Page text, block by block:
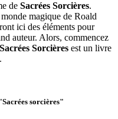
de Sacrées Sorcières.
magique de Roald
ici des éléments pour
auteur. Alors, commencez
Sacrées Sorcières est un livre
sorcières"